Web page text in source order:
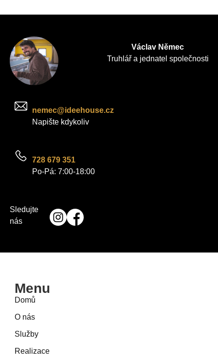
Václav Němec
Truhlář a jednatel společnosti
nemec@ideehouse.cz
Napište kdykoliv
728 679 351
Po-Pá: 7:00-18:00
Sledujte
nás
Menu
Domů
O nás
Služby
Realizace